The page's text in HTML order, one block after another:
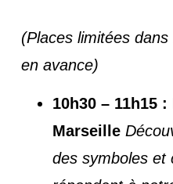
(Places limitées
en avance)
10h30 – 11h15
Marseille
des symboles et